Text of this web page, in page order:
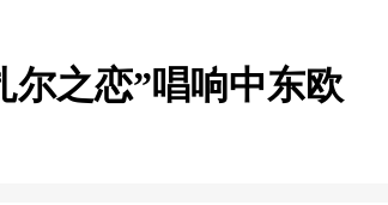
尔之恋”唱响中东欧